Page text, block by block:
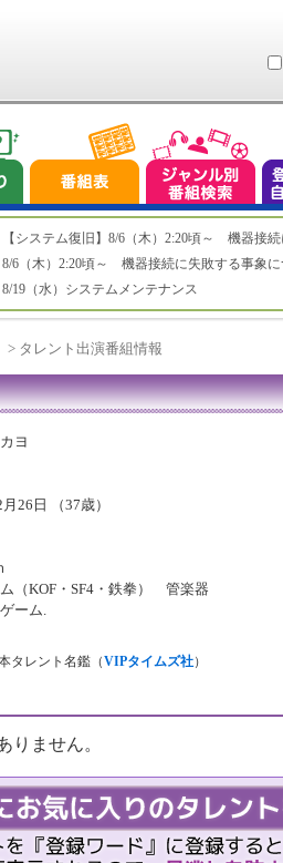
【システム復旧】8/6（木）2:20頃～ 機器接
8/6（木）2:20頃～ 機器接続に失敗する事象に
8/19（水）システムメンテナンス
> タレント出演番組情報
ヨ
26日 （37歳）
（KOF・SF4・鉄拳） 管楽器
ーム.
タレント名鑑（VIPタイムズ社）
りません。